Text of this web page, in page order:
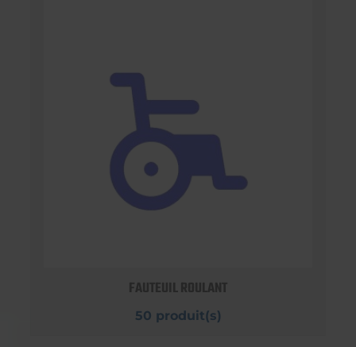
FAUTEUIL ROULANT
50 produit(s)